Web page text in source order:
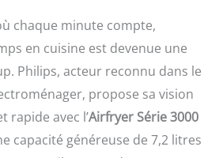
chaque minute compte,
en cuisine est devenue une
Philips, acteur reconnu dans le
propose sa vision
rapide avec l’Airfryer Série 3000
capacité généreuse de 7,2 litres